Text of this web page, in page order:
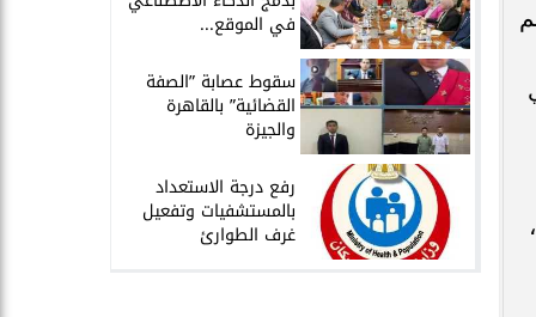
في الموقع...
سقوط عصابة ”الصفة
القضائية” بالقاهرة
والجيزة
​رفع درجة الاستعداد
بالمستشفيات وتفعيل
غرف الطوارئ